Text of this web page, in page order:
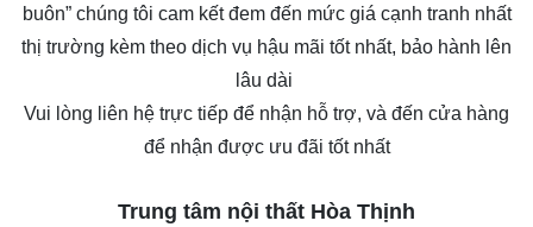
buôn” chúng tôi cam kết đem đến mức giá cạnh tranh nhất
thị trường kèm theo dịch vụ hậu mãi tốt nhất, bảo hành lên
lâu dài
Vui lòng liên hệ trực tiếp để nhận hỗ trợ, và đến cửa hàng
để nhận được ưu đãi tốt nhất
Trung tâm nội thất Hòa Thịnh